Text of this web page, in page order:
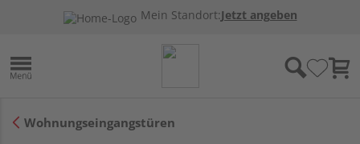
Mein Standort:Jetzt angeben
Wohnungseingangstüren